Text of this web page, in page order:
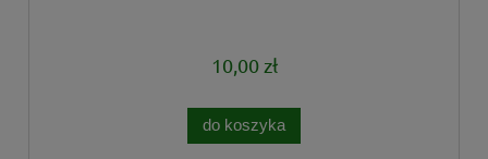
10,00 zł
do koszyka